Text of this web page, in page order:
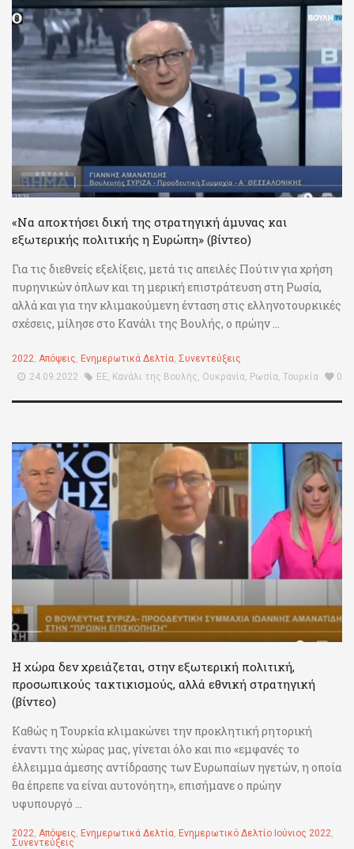
«Να αποκτήσει δική της στρατηγική άμυνας και
εξωτερικής πολιτικής η Ευρώπη» (βίντεο)
Για τις διεθνείς εξελίξεις, μετά τις απειλές Πούτιν για χρήση
πυρηνικών όπλων και τη μερική επιστράτευση στη Ρωσία,
αλλά και για την κλιμακούμενη ένταση στις ελληνοτουρκικές
σχέσεις, μίλησε στο Κανάλι της Βουλής, ο πρώην ...
2022, Απόψεις, Ενημερωτικά Δελτία, Συνεντεύξεις
24.09.2022
ΕΕ, Κανάλι της Βουλής, Ουκρανία, Ρωσία, Τουρκία 0
Η χώρα δεν χρειάζεται, στην εξωτερική πολιτική,
προσωπικούς τακτικισμούς, αλλά εθνική στρατηγική
(βίντεο)
Καθώς η Τουρκία κλιμακώνει την προκλητική ρητορική
έναντι της χώρας μας, γίνεται όλο και πιο «εμφανές το
έλλειμμα άμεσης αντίδρασης των Ευρωπαίων ηγετών, η οποία
θα έπρεπε να είναι αυτονόητη», επισήμανε ο πρώην
υφυπουργό ...
2022, Απόψεις, Ενημερωτικά Δελτία, Ενημερωτικό Δελτίο Ιούνιος 2022,
Συνεντεύξεις